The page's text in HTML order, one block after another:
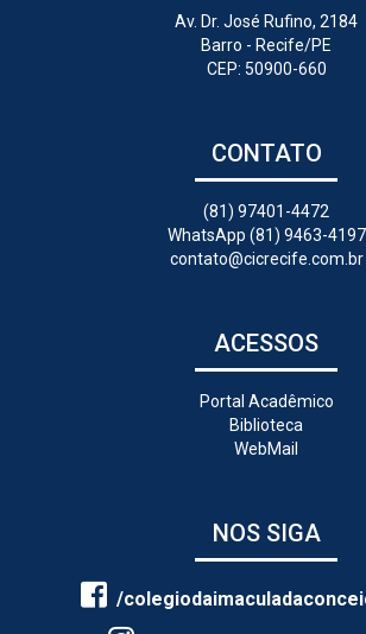
Av. Dr. José Rufino, 2184
Barro - Recife/PE
CEP: 50900-660
CONTATO
(81) 97401-4472
WhatsApp (81) 9463-4197
contato@cicrecife.com.br
ACESSOS
Portal Acadêmico
Biblioteca
WebMail
NOS SIGA
/